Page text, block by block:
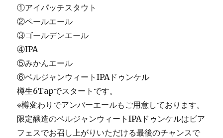
ま
し
に
①アイパッチスタウト
②ペールエール
③ゴールデンエール
④IPA
⑤みかんエール
⑥ベルジャンウィートIPAドゥンケル
樽生6Tapでスタートです。
※樽変わりでアンバーエールもご用意しております。
限定醸造のベルジャンウィートIPAドゥンケルはビア
フェスでお召し上がりいただける最後のチャンスで